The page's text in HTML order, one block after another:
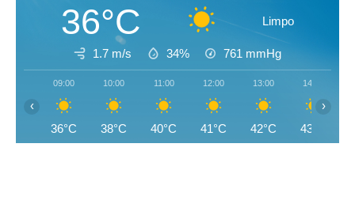
36°C Limpo
1.7 m/s 34% 761 mmHg
09:00
36°C
10:00
38°C
11:00
40°C
12:00
41°C
13:00
42°C
14:00
43°C
‹ ›